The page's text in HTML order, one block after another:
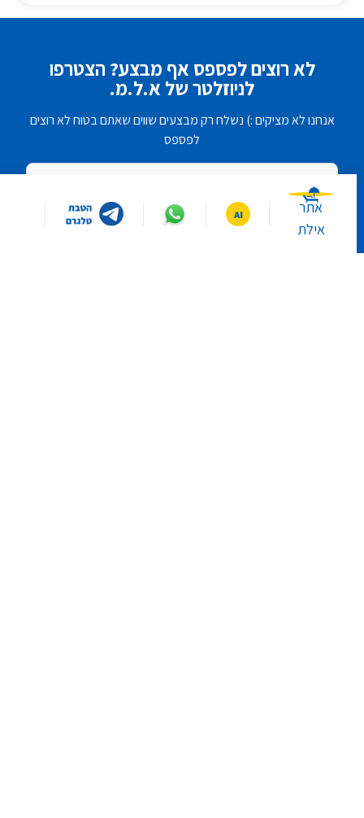
לא רוצים לפספס אף מבצע? הצטרפו
לניוזלטר של א.ל.מ.
אנחנו לא מציקים :) נשלח רק מבצעים שווים שאתם בטוח לא רוצים
לפספס
אימייל
אתר
אילת